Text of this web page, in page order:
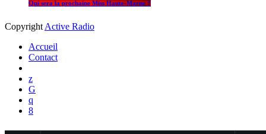
Qui sera la prochaine Miss Haute-Marne ?
Copyright Active Radio
Accueil
Contact